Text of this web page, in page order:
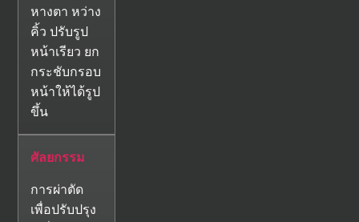
หางตา หว่าง
คิ้ว ปรับรูป
หน้าเรียว ยก
กระชับกรอบ
หน้าให้ได้รูป
ขึ้น
ศัลยกรรม
การผ่าตัด
เพื่อปรับปรุง